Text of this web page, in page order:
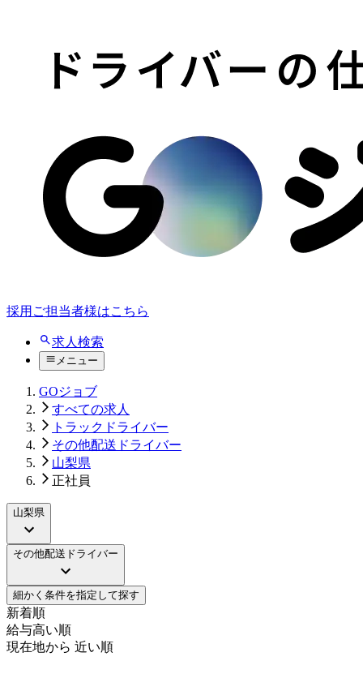
採用ご担当者様はこちら
求人検索
メニュー
GOジョブ
すべての求人
トラックドライバー
その他配送ドライバー
山梨県
正社員
山梨県
その他配送ドライバー
細かく条件を指定して探す
新着順
給与高い順
現在地から 近い順